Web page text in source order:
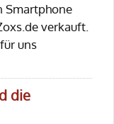
Smartphone
verkauft.
uns
die